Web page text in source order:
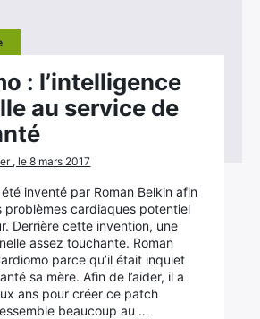
: l’intelligence
au service de
, le 8 mars 2017
inventé par Roman Belkin afin
problèmes cardiaques potentiel
Derrière cette invention, une
assez touchante. Roman
parce qu’il était inquiet
sa mère. Afin de l’aider, il a
ans pour créer ce patch
beaucoup au …